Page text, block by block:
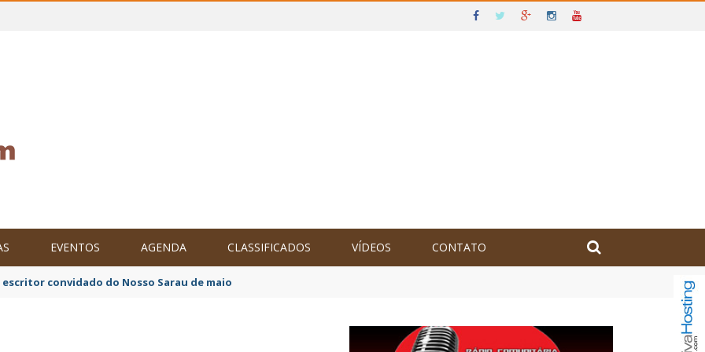
EVENTOS AGENDA CLASSIFICADOS VÍDEOS CONTATO
profissionais da educação de Iguaí decretam mobilização